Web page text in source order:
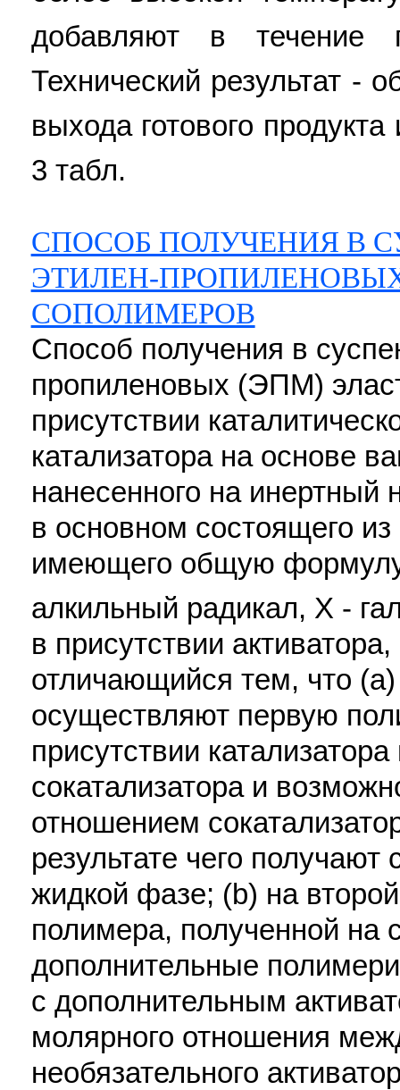
добавляют в течение
Технический результат -
выхода готового
3 табл.
СПОСОБ ПОЛУЧЕНИЯ В
ЭТИЛЕН-
СОПОЛИМЕРОВ
Способ получения в
пропиленовых (ЭПМ)
присутствии
катализатора на основе
нанесенного на инертный
в основном состоящего
имеющего общую
алкильный радикал, Х -
в присутствии
отличающийся тем, что
осуществляют первую
присутствии
сокатализатора и
отношением
результате чего
жидкой фазе; (b) на
полимера, полученной на
дополнительные
с дополнительным
молярного отношения
необязательного